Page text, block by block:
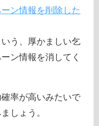
ン情報を削除した
う、厚かましい乞
ン情報を消してく
率が高いみたいで
しょう。